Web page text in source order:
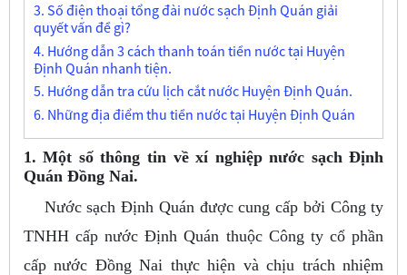
3. Số điện thoại tổng đài nước sạch Định Quán giải
quyết vấn đề gì?
4. Hướng dẫn 3 cách thanh toán tiền nước tại Huyện
Định Quán nhanh tiện.
5. Hướng dẫn tra cứu lịch cắt nước Huyện Định Quán.
6. Những địa điểm thu tiền nước tại Huyện Định Quán
1. Một số thông tin về xí nghiệp nước sạch Định
Quán Đồng Nai.
Nước sạch Định Quán được cung cấp bởi Công ty
TNHH cấp nước Định Quán thuộc Công ty cổ phần
cấp nước Đồng Nai thực hiện và chịu trách nhiệm